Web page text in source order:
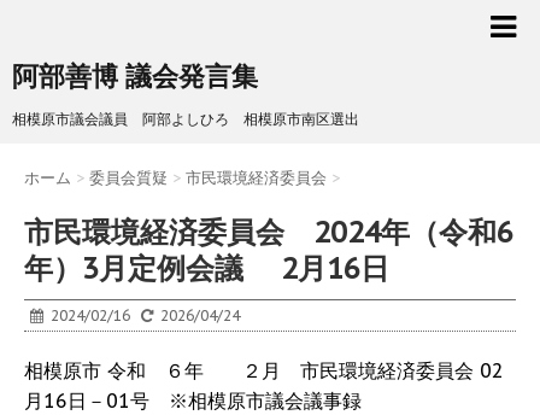
阿部善博 議会発言集
相模原市議会議員 阿部よしひろ 相模原市南区選出
ホーム > 委員会質疑 > 市民環境経済委員会 >
市民環境経済委員会 2024年（令和6
年）3月定例会議 2月16日
2024/02/16 2026/04/24
相模原市 令和 ６年 ２月 市民環境経済委員会 02
月16日－01号 ※相模原市議会議事録